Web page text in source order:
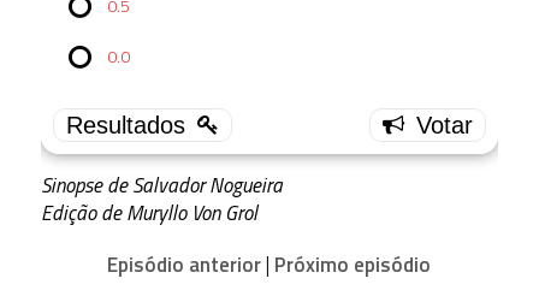
0.5
0.0
3.0
2.0
Sinopse de Salvador Nogueira
Edição de Muryllo Von Grol
Episódio anterior| Próximo episódio